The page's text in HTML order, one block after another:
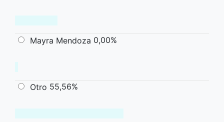
Mayra Mendoza 0,00%
Otro 55,56%